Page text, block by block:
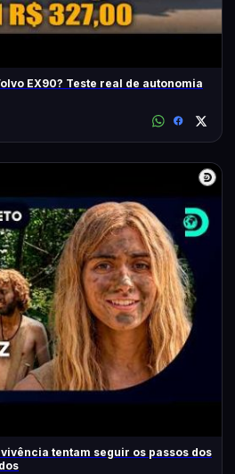
EX90? Teste real de autonomia
tentam seguir os passos dos